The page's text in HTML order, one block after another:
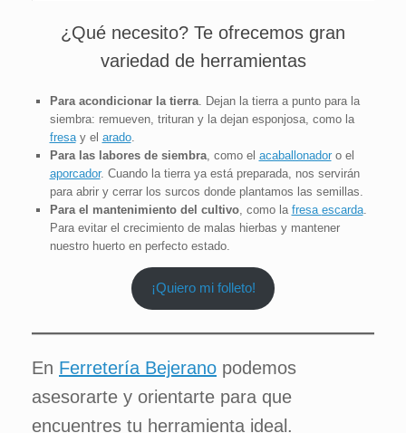
¿Qué necesito? Te ofrecemos gran
variedad de herramientas
Para acondicionar la tierra. Dejan la tierra a punto para la
siembra: remueven, trituran y la dejan esponjosa, como la
fresay el arado.
Para las labores de siembra, como el acaballonadoro el
aporcador. Cuando la tierra ya está preparada, nos servirán
para abrir y cerrar los surcos donde plantamos las semillas.
Para el mantenimiento del cultivo, como la fresa escarda.
Para evitar el crecimiento de malas hierbas y mantener
nuestro huerto en perfecto estado.
¡Quiero mi folleto!
En Ferretería Bejerano podemos
asesorarte y orientarte para que
encuentres tu herramienta ideal.